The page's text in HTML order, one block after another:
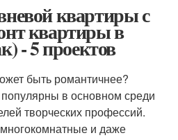
квартиры с
квартиры в
- 5 проектов
быть романтичнее?
в основном среди
творческих профессий.
и даже